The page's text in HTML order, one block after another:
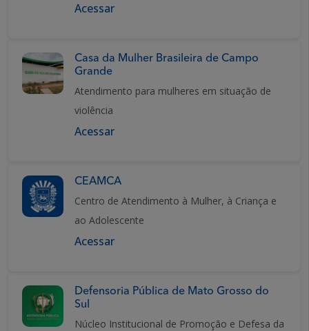
Acessar
Casa da Mulher Brasileira de Campo
Grande
Atendimento para mulheres em situação de
violência
Acessar
CEAMCA
Centro de Atendimento à Mulher, à Criança e
ao Adolescente
Acessar
Defensoria Pública de Mato Grosso do
Sul
Núcleo Institucional de Promoção e Defesa da